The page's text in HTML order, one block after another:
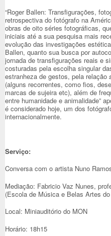
“Roger Ballen: Transfigurações,
retrospectiva do fotógrafo na
obras de oito séries fotográficas,
iniciais até a sua pesquisa mais
evolução das investigações
Ballen, quanto sua busca por
jornada de transfigurações reais e
costuradas pela escolha singular
estranheza de gestos, pela relação
(alguns recorrentes, como fios,
marcas de sujeira etc), além de
entre humanidade e animalidade”
é considerado hoje, um dos
internacionalmente.
Serviço:
Conversa com o artista Nuno
Mediação: Fabricio Vaz Nunes,
(Escola de Música e Belas Artes
Local: Miniauditório do MON
Horário: 18h15